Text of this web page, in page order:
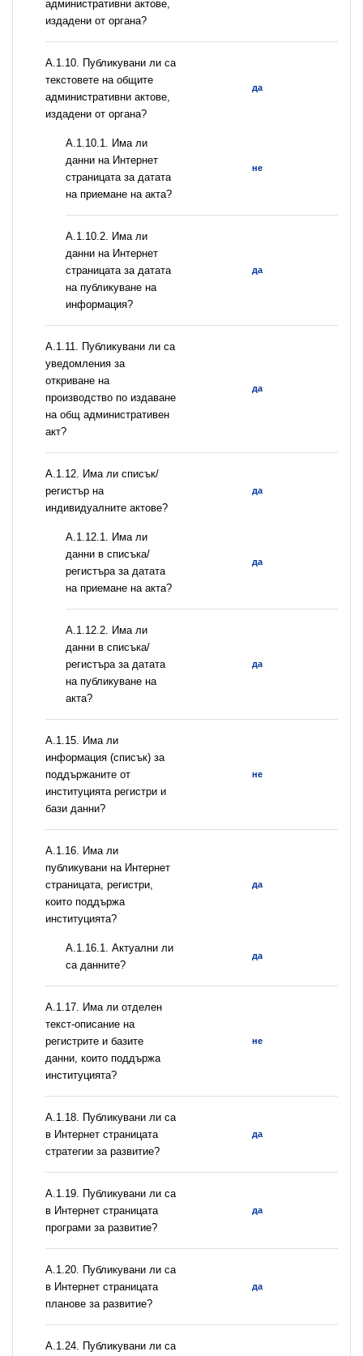
административни актове,
издадени от органа?
А.1.10. Публикувани ли са
текстовете на общите
административни актове,
издадени от органа?
да
A.1.10.1. Има ли
данни на Интернет
страницата за датата
на приемане на акта?
не
A.1.10.2. Има ли
данни на Интернет
страницата за датата
на публикуване на
информация?
да
А.1.11. Публикувани ли са
уведомления за
откриване на
производство по издаване
на общ административен
акт?
да
А.1.12. Има ли списък/
регистър на
индивидуалните актове?
да
A.1.12.1. Има ли
данни в списъка/
регистъра за датата
на приемане на акта?
да
A.1.12.2. Има ли
данни в списъка/
регистъра за датата
на публикуване на
акта?
да
А.1.15. Има ли
информация (списък) за
поддържаните от
институцията регистри и
бази данни?
не
А.1.16. Има ли
публикувани на Интернет
страницата, регистри,
които поддържа
институцията?
да
A.1.16.1. Актуални ли
са данните?
да
А.1.17. Има ли отделен
текст-описание на
регистрите и базите
данни, които поддържа
институцията?
не
А.1.18. Публикувани ли са
в Интернет страницата
стратегии за развитие?
да
А.1.19. Публикувани ли са
в Интернет страницата
програми за развитие?
да
А.1.20. Публикувани ли са
в Интернет страницата
планове за развитие?
да
А.1.24. Публикувани ли са